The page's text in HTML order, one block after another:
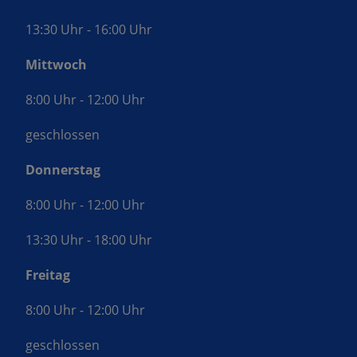
13:30 Uhr - 16:00 Uhr
Mittwoch
8:00 Uhr - 12:00 Uhr
geschlossen
Donnerstag
8:00 Uhr - 12:00 Uhr
13:30 Uhr - 18:00 Uhr
Freitag
8:00 Uhr - 12:00 Uhr
geschlossen